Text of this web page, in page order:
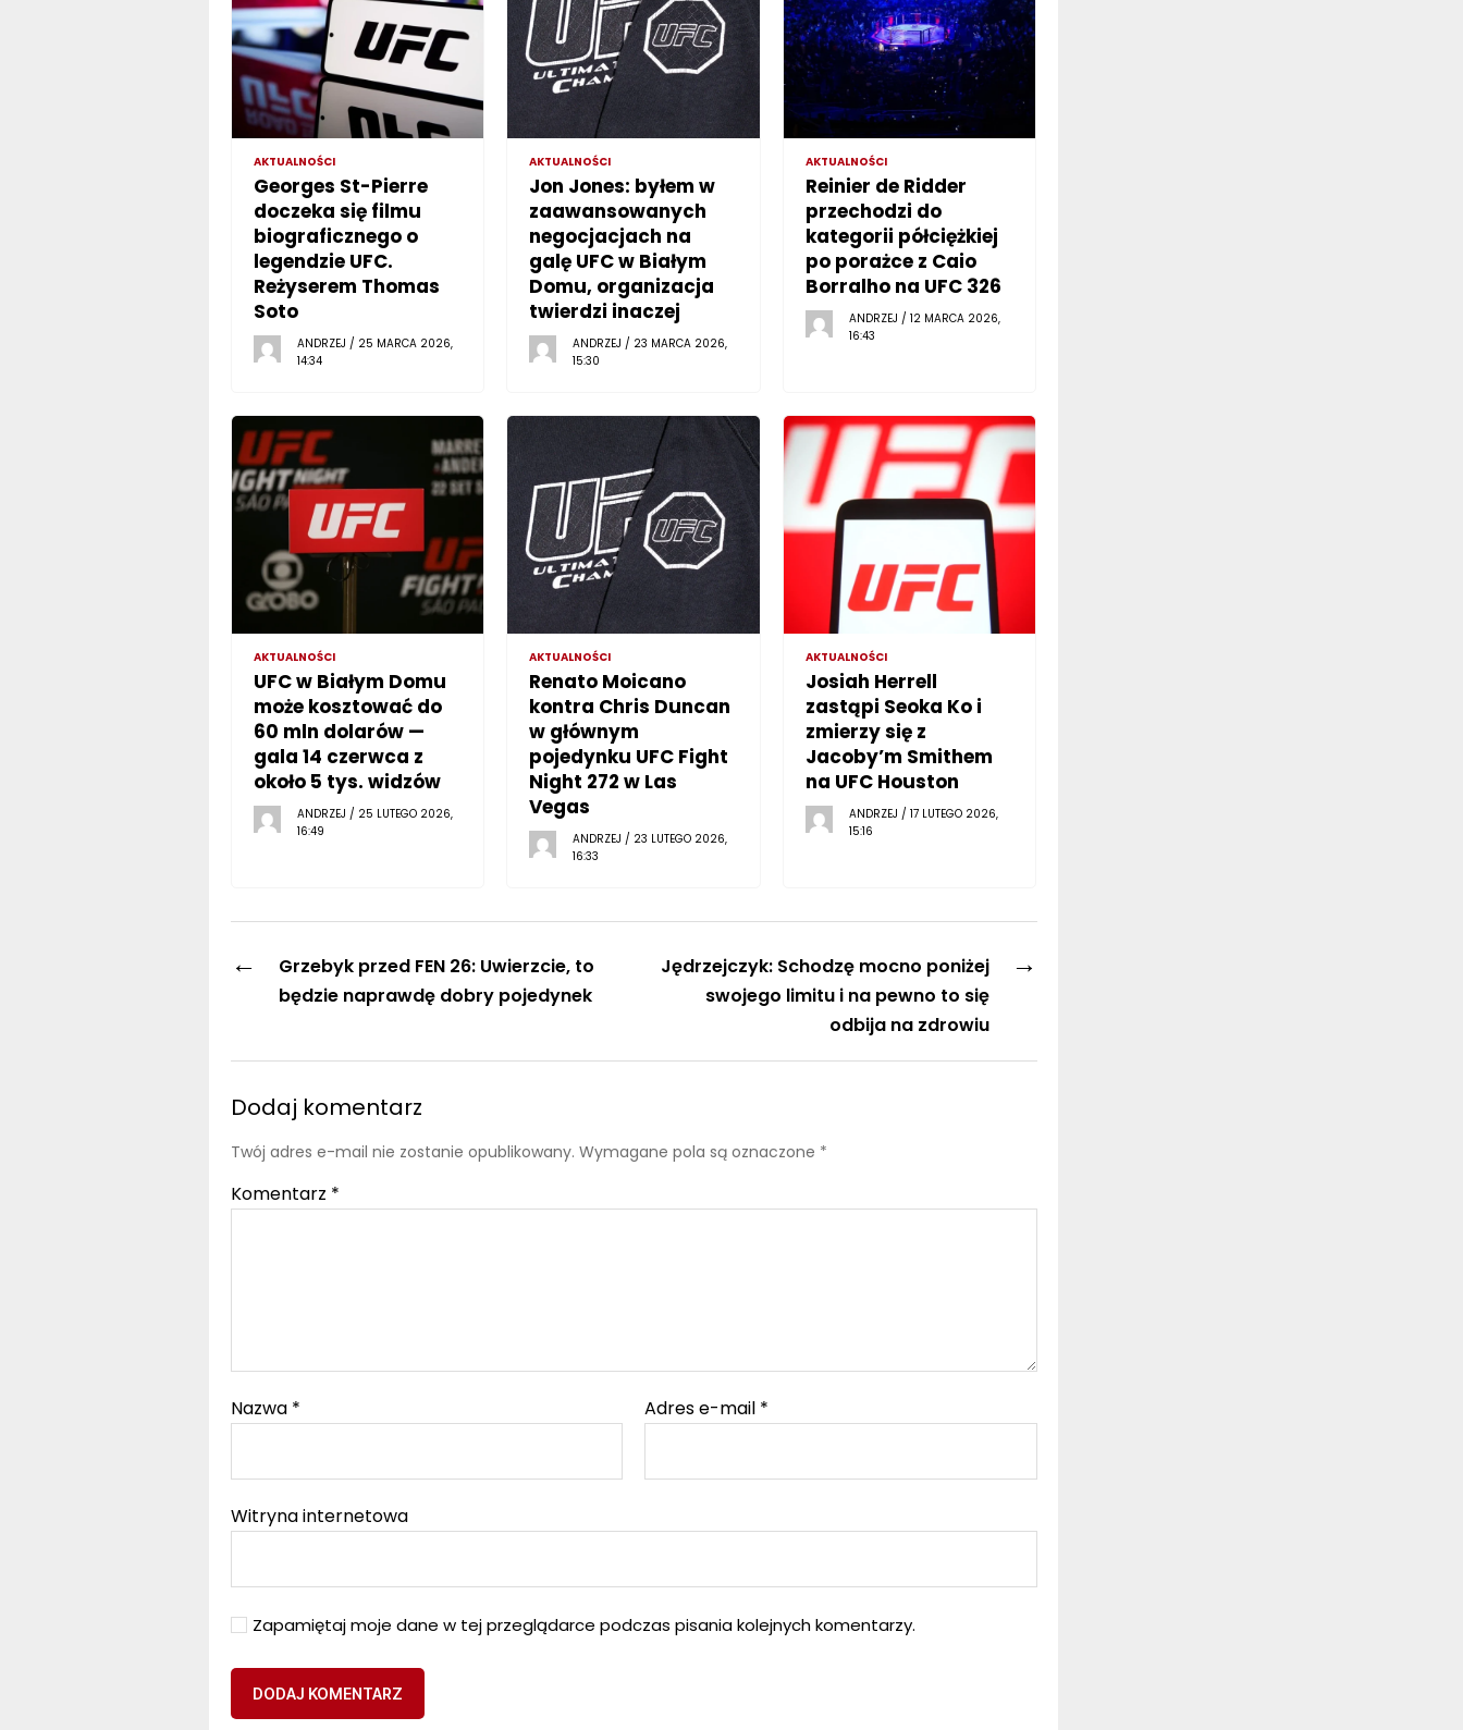
AKTUALNOŚCI
Georges St-Pierre
doczeka się filmu
biograficznego o
legendzie UFC.
Reżyserem Thomas
Soto
ANDRZEJ / 25 MARCA 2026,
14:34
AKTUALNOŚCI
Jon Jones: byłem w
zaawansowanych
negocjacjach na
galę UFC w Białym
Domu, organizacja
twierdzi inaczej
ANDRZEJ / 23 MARCA 2026,
15:30
AKTUALNOŚCI
Reinier de Ridder
przechodzi do
kategorii półciężkiej
po porażce z Caio
Borralho na UFC 326
ANDRZEJ / 12 MARCA 2026,
16:43
AKTUALNOŚCI
UFC w Białym Domu
może kosztować do
60 mln dolarów —
gala 14 czerwca z
około 5 tys. widzów
ANDRZEJ / 25 LUTEGO 2026,
16:49
AKTUALNOŚCI
Renato Moicano
kontra Chris Duncan
w głównym
pojedynku UFC Fight
Night 272 w Las
Vegas
ANDRZEJ / 23 LUTEGO 2026,
16:33
AKTUALNOŚCI
Josiah Herrell
zastąpi Seoka Ko i
zmierzy się z
Jacoby’m Smithem
na UFC Houston
ANDRZEJ / 17 LUTEGO 2026,
15:16
←
Grzebyk przed FEN 26: Uwierzcie, to
będzie naprawdę dobry pojedynek
→
Jędrzejczyk: Schodzę mocno poniżej
swojego limitu i na pewno to się
odbija na zdrowiu
Dodaj komentarz
Twój adres e-mail nie zostanie opublikowany. Wymagane pola są oznaczone *
Komentarz *
Nazwa * Adres e-mail *
Witryna internetowa
Zapamiętaj moje dane w tej przeglądarce podczas pisania kolejnych komentarzy.